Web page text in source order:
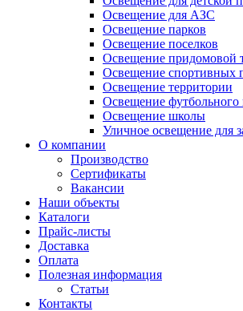
Освещение для АЗС
Освещение парков
Освещение поселков
Освещение придомовой
Освещение спортивных
Освещение территории
Освещение футбольного
Освещение школы
Уличное освещение для
О компании
Производство
Сертификаты
Вакансии
Наши объекты
Каталоги
Прайс-листы
Доставка
Оплата
Полезная информация
Статьи
Контакты